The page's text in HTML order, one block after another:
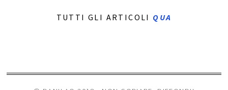
TUTTI GLI ARTICOLI QUA